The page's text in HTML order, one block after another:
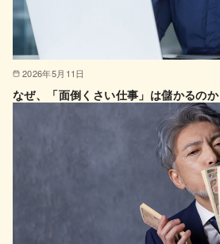
2026年5月11日
なぜ、「面倒くさい仕事」は儲かるのか